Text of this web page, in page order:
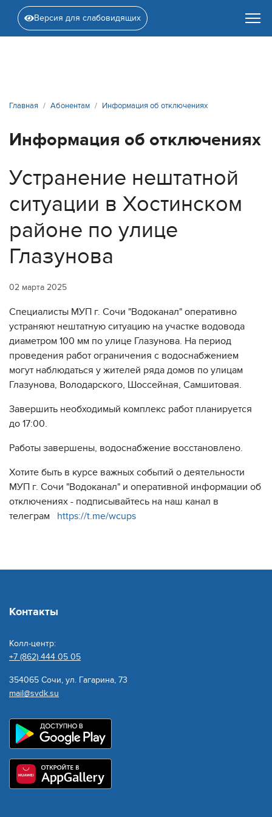
Версия для слабовидящих
Главная Абонентам Информация об отключениях
Информация об отключениях
Устранение нештатной
ситуации в Хостинском
районе по улице
Глазунова
02 марта 2025
Специалисты МУП г. Сочи "Водоканал" оперативно
устраняют нештатную ситуацию на участке водовода
диаметром 100 мм по улице Глазунова. На период
проведения работ ограничения с водоснабжением
могут наблюдаться у жителей ряда домов по улицам
Глазунова, Володарского, Шоссейная, Самшитовая.
Завершить необходимый комплекс работ планируется
до 17:00.
Работы завершены, водоснабжение восстановлено.
Хотите быть в курсе важных событий о деятельности
МУП г. Сочи "Водоканал" и оперативной информации об
отключениях - подписывайтесь на наш канал в
телеграм https://t.me/wcups
Контакты
Колл-центр:
+7 (862) 444 05 05
354065 Сочи, ул. Гагарина, 73
mail@svdk.su